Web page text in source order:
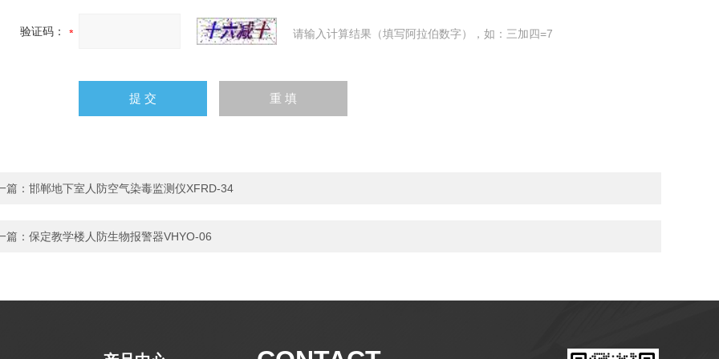
验证码： 请输入计算结果（填写阿拉伯数字），如：三加四=7
篇： 邯郸地下室人防空气染毒监测仪XFRD-34
篇： 保定教学楼人防生物报警器VHYO-06